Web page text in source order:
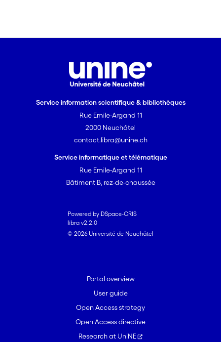
Service information scientifique & bibliothèques
Rue Emile-Argand 11
2000 Neuchâtel
contact.libra@unine.ch
Service informatique et télématique
Rue Emile-Argand 11
Bâtiment B, rez-de-chaussée
Powered by DSpace-CRIS
libra v2.2.0
© 2026 Université de Neuchâtel
Portal overview
User guide
Open Access strategy
Open Access directive
Research at UniNE